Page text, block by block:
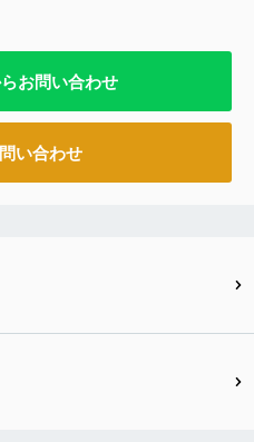
お問い合わせ
い合わせ